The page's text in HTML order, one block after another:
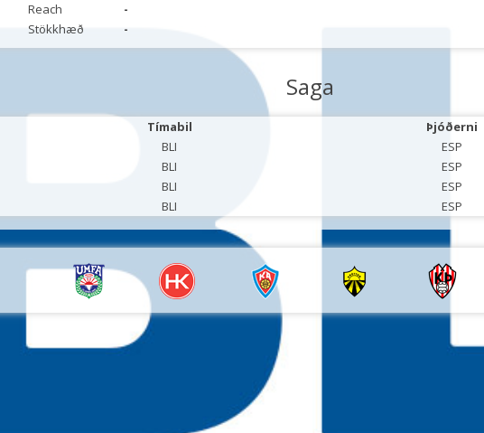
Reach
-
Stökkhæð
-
Saga
Tímabil Þjóðerni
BLI
ESP
BLI
ESP
BLI
ESP
BLI ESP